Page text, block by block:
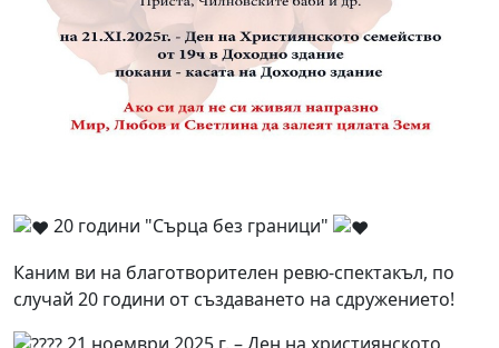
20 години "Сърца без граници"
Каним ви на благотворителен ревю-спектакъл, по
случай 20 години от създаването на сдружението!